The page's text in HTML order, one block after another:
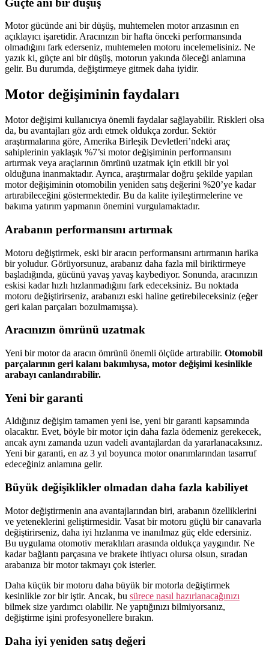
Motor gücünde ani bir düşüş, muhtemelen motor arızasının en
açıklayıcı işaretidir. Aracınızın bir hafta önceki performansında
olmadığını fark ederseniz, muhtemelen motoru incelemelisiniz. Ne
yazık ki, güçte ani bir düşüş, motorun yakında öleceği anlamına
gelir. Bu durumda, değiştirmeye gitmek daha iyidir.
Motor değişiminin faydaları
Motor değişimi kullanıcıya önemli faydalar sağlayabilir. Riskleri olsa
da, bu avantajları göz ardı etmek oldukça zordur. Sektör
araştırmalarına göre, Amerika Birleşik Devletleri’ndeki araç
sahiplerinin yaklaşık %7’si motor değişiminin performansını
artırmak veya araçlarının ömrünü uzatmak için etkili bir yol
olduğuna inanmaktadır. Ayrıca, araştırmalar doğru şekilde yapılan
motor değişiminin otomobilin yeniden satış değerini %20’ye kadar
artırabileceğini göstermektedir. Bu da kalite iyileştirmelerine ve
bakıma yatırım yapmanın önemini vurgulamaktadır.
Arabanın performansını artırmak
Motoru değiştirmek, eski bir aracın performansını artırmanın harika
bir yoludur. Görüyorsunuz, arabanız daha fazla mil biriktirmeye
başladığında, gücünü yavaş yavaş kaybediyor. Sonunda, aracınızın
eskisi kadar hızlı hızlanmadığını fark edeceksiniz. Bu noktada
motoru değiştirirseniz, arabanızı eski haline getirebileceksiniz (eğer
geri kalan parçaları bozulmamışsa).
Aracınızın ömrünü uzatmak
Yeni bir motor da aracın ömrünü önemli ölçüde artırabilir. Otomobil
parçalarının geri kalanı bakımlıysa, motor değişimi kesinlikle
arabayı canlandırabilir.
Yeni bir garanti
Aldığınız değişim tamamen yeni ise, yeni bir garanti kapsamında
olacaktır. Evet, böyle bir motor için daha fazla ödemeniz gerekecek,
ancak aynı zamanda uzun vadeli avantajlardan da yararlanacaksınız.
Yeni bir garanti, en az 3 yıl boyunca motor onarımlarından tasarruf
edeceğiniz anlamına gelir.
Büyük değişiklikler olmadan daha fazla kabiliyet
Motor değiştirmenin ana avantajlarından biri, arabanın özelliklerini
ve yeteneklerini geliştirmesidir. Vasat bir motoru güçlü bir canavarla
değiştirirseniz, daha iyi hızlanma ve inanılmaz güç elde edersiniz.
Bu uygulama otomotiv meraklıları arasında oldukça yaygındır. Ne
kadar bağlantı parçasına ve brakete ihtiyacı olursa olsun, sıradan
arabanıza bir motor takmayı çok isterler.
Daha küçük bir motoru daha büyük bir motorla değiştirmek
kesinlikle zor bir iştir. Ancak, bu sürece nasıl hazırlanacağınızı
bilmek size yardımcı olabilir. Ne yaptığınızı bilmiyorsanız,
değiştirme işini profesyonellere bırakın.
Daha iyi yeniden satış değeri